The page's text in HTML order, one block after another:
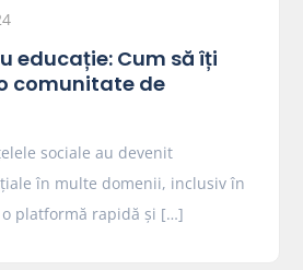
educație: Cum să îți
comunitate de
sociale au devenit
în multe domenii, inclusiv în
platformă rapidă și […]